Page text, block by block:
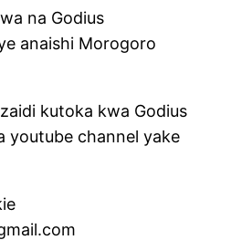
na Godius
anaishi Morogoro
kutoka kwa Godius
youtube channel yake